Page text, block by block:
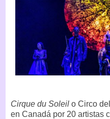
Cirque du Soleil o Circo
en Canadá por 20 artistas